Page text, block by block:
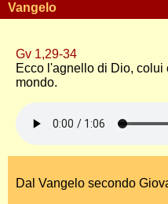
Vangelo
Gv 1,29-34
Ecco l'agnello di Dio, colui
mondo.
Dal Vangelo secondo